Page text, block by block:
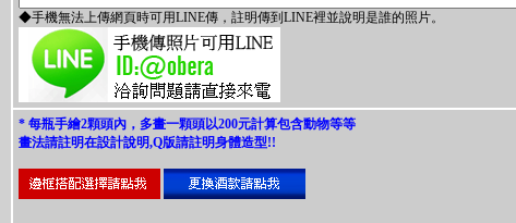
◆手機無法上傳網頁時可用LINE傳，註明傳到LINE裡並說明是誰的照片。
* 每瓶手繪2顆頭內，多畫一顆頭以200元計算包含動物等等
畫法請註明在設計說明,Q版請註明身體造型!!